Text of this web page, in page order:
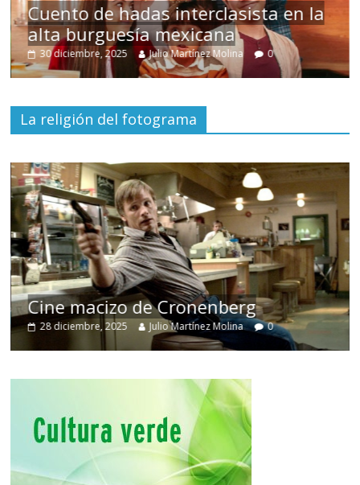
Cuento de hadas interclasista en la
alta burguesía mexicana
30 diciembre, 2025 Julio Martínez Molina 0
La religión del fotograma
Cine macizo de Cronenberg
28 diciembre, 2025 Julio Martínez Molina 0